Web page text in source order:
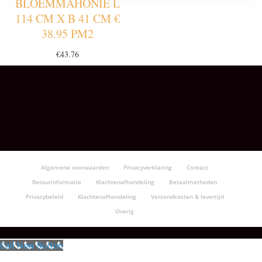
BLOEMMAHONIE L
114 CM X B 41 CM €
38.95 PM2
€43.76
Algemene voorwaarden Privacyverklaring
Contact
Retourinformatie
Klachtenafhandeling
Betaalmethoden
Privacybeleid
Klachtenafhandeling
Verzendkosten & levertijd
Overig
Call Now Button